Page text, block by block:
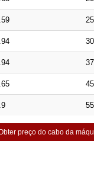
preço do cabo da